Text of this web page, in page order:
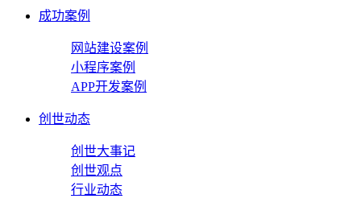
成功案例
网站建设案例
小程序案例
APP开发案例
创世动态
创世大事记
创世观点
行业动态